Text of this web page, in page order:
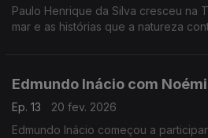
Paulo Henrique da Silva cresceu na
mar e as histórias que a natureza
Edmundo Inácio com
Ep. 13
20 fev. 2026
Edmundo Inácio começou a